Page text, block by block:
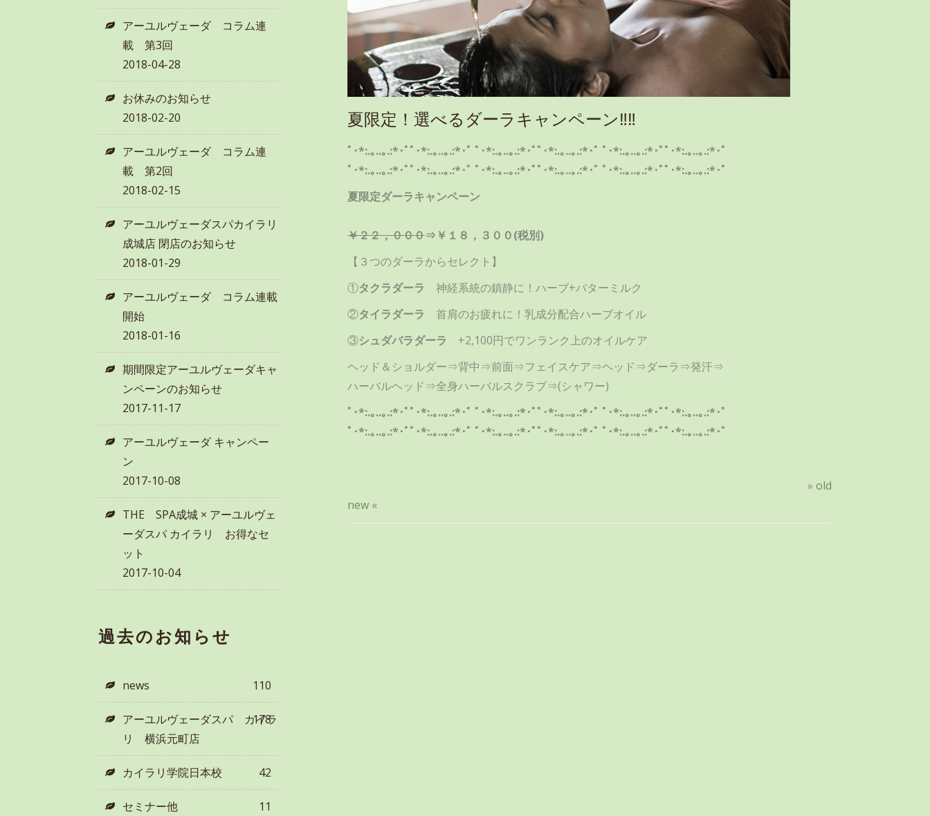
アーユルヴェーダ コラム連
載 第3回
2018-04-28
お休みのお知らせ
2018-02-20
アーユルヴェーダ コラム連
載 第2回
2018-02-15
アーユルヴェーダスパカイラリ
成城店 閉店のお知らせ
2018-01-29
アーユルヴェーダ コラム連載
開始
2018-01-16
期間限定アーユルヴェーダキャ
ンペーンのお知らせ
2017-11-17
アーユルヴェーダ キャンペー
ン
2017-10-08
THE SPA成城 × アーユルヴェ
ーダスパ カイラリ お得なセ
ット
2017-10-04
過去のお知らせ
news 110
アーユルヴェーダスパ カイラ
リ 横浜元町店
178
カイラリ学院日本校 42
セミナー他 11
夏限定！選べるダーラキャンペーン‼‼
ﾟ･*:.｡..｡.:*･ﾟﾟ･*:.｡..｡.:*･ﾟ ﾟ･*:.｡..｡.:*･ﾟﾟ･*:.｡..｡.:*･ﾟ ﾟ･*:.｡..｡.:*･ﾟﾟ･*:.｡..｡.:*･ﾟ
ﾟ･*:.｡..｡.:*･ﾟﾟ･*:.｡..｡.:*･ﾟ ﾟ･*:.｡..｡.:*･ﾟﾟ･*:.｡..｡.:*･ﾟ ﾟ･*:.｡..｡.:*･ﾟﾟ･*:.｡..｡.:*･ﾟ
夏限定ダーラキャンペーン
￥２２，０００⇒￥１８，３００(税別)
【３つのダーラからセレクト】
①タクラダーラ 神経系統の鎮静に！ハーブ+バターミルク
②タイラダーラ 首肩のお疲れに！乳成分配合ハーブオイル
③シュダバラダーラ +2,100円でワンランク上のオイルケア
ヘッド＆ショルダー⇒背中⇒前面⇒フェイスケア⇒ヘッド⇒ダーラ⇒発汗⇒
ハーバルヘッド⇒全身ハーバルスクラブ⇒(シャワー)
ﾟ･*:.｡..｡.:*･ﾟﾟ･*:.｡..｡.:*･ﾟ ﾟ･*:.｡..｡.:*･ﾟﾟ･*:.｡..｡.:*･ﾟ ﾟ･*:.｡..｡.:*･ﾟﾟ･*:.｡..｡.:*･ﾟ
ﾟ･*:.｡..｡.:*･ﾟﾟ･*:.｡..｡.:*･ﾟ ﾟ･*:.｡..｡.:*･ﾟﾟ･*:.｡..｡.:*･ﾟ ﾟ･*:.｡..｡.:*･ﾟﾟ･*:.｡..｡.:*･ﾟ
» old
new «